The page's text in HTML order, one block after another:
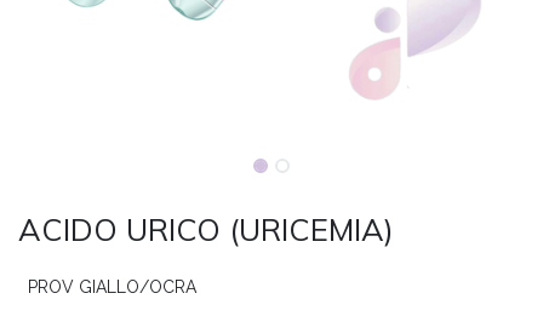
ACIDO URICO (URICEMIA)
PROV GIALLO/OCRA